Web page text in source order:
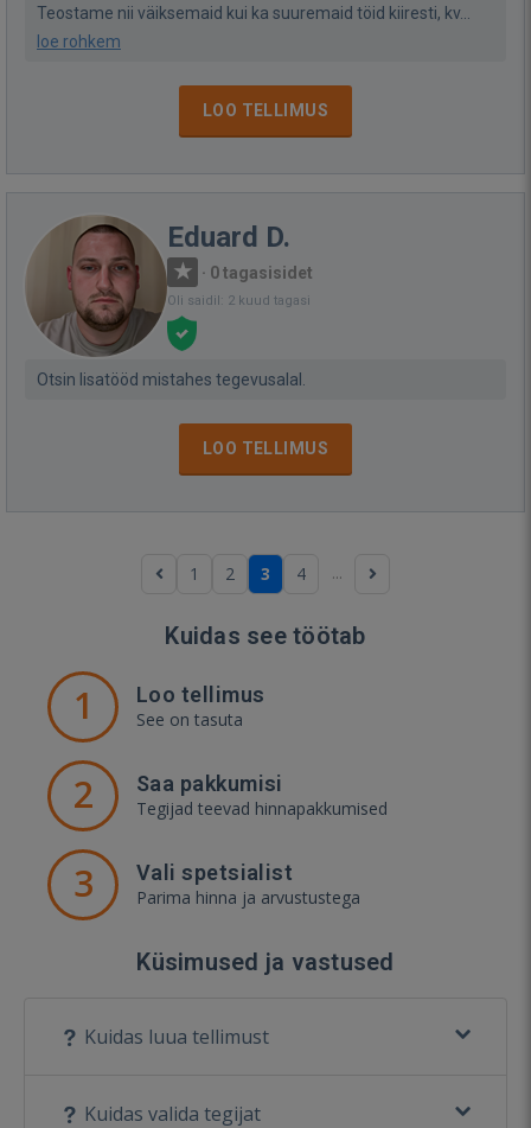
Teostame nii väiksemaid kui ka suuremaid töid kiiresti, kv...
loe rohkem
LOO TELLIMUS
Eduard D.
· 0 tagasisidet
Oli saidil: 2 kuud tagasi
Otsin lisatööd mistahes tegevusalal.
LOO TELLIMUS
1 2 3 4 ...
Kuidas see töötab
1 Loo tellimus
See on tasuta
2 Saa pakkumisi
Tegijad teevad hinnapakkumised
3 Vali spetsialist
Parima hinna ja arvustustega
Küsimused ja vastused
Kuidas luua tellimust
Kuidas valida tegijat